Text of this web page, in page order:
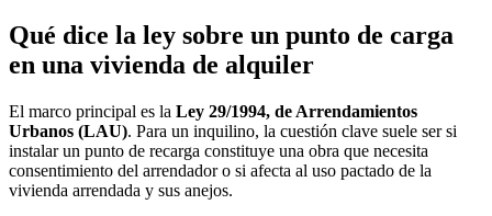
Qué dice la ley sobre un punto de carga
en una vivienda de alquiler
El marco principal es la Ley 29/1994, de Arrendamientos
Urbanos (LAU). Para un inquilino, la cuestión clave suele ser si
instalar un punto de recarga constituye una obra que necesita
consentimiento del arrendador o si afecta al uso pactado de la
vivienda arrendada y sus anejos.